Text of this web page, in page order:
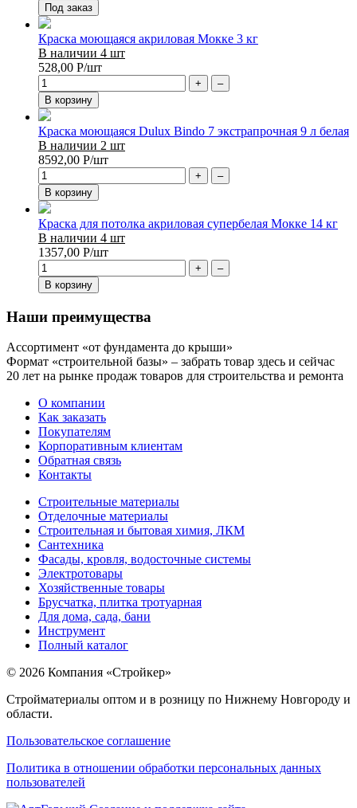
Под заказ
Краска моющаяся акриловая Мокке 3 кг
В наличии 4 шт
528,00 Р/шт
+
–
В корзину
Краска моющаяся Dulux Bindo 7 экстрапрочная 9 л белая
В наличии 2 шт
8592,00 Р/шт
+
–
В корзину
Краска для потолка акриловая супербелая Мокке 14 кг
В наличии 4 шт
1357,00 Р/шт
+
–
В корзину
Наши преимущества
Ассортимент «от фундамента до крыши»
Формат «строительной базы» – забрать товар здесь и сейчас
20 лет на рынке продаж товаров для строительства и ремонта
О компании
Как заказать
Покупателям
Корпоративным клиентам
Обратная связь
Контакты
Строительные материалы
Отделочные материалы
Строительная и бытовая химия, ЛКМ
Сантехника
Фасады, кровля, водосточные системы
Электротовары
Хозяйственные товары
Брусчатка, плитка тротуарная
Для дома, сада, бани
Инструмент
Полный каталог
© 2026 Компания «Стройкер»
Стройматериалы оптом и в розницу по Нижнему Новгороду и
области.
Пользовательское соглашение
Политика в отношении обработки персональных данных
пользователей